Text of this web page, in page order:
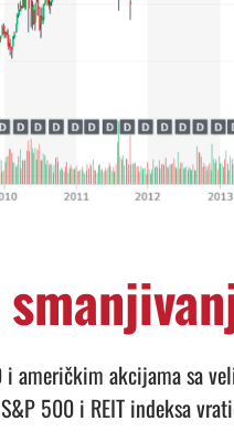
akcijama sa
500 i REIT indeksa